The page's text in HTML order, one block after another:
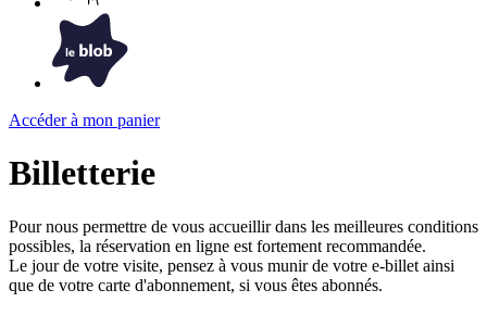
Accéder à mon panier
Billetterie
Pour nous permettre de vous accueillir dans les meilleures conditions
possibles, la réservation en ligne est fortement recommandée.
Le jour de votre visite, pensez à vous munir de votre e-billet ainsi
que de votre carte d'abonnement, si vous êtes abonnés.